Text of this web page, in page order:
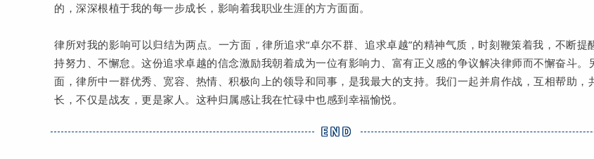
的，深深根植于我的每一步成长，影响着我职业生涯的方方面面。
律所对我的影响可以归结为两点。一方面，律所追求“卓尔不群、追求卓越”的精神气质，时刻鞭策着我，不断提
持努力、不懈怠。这份追求卓越的信念激励我朝着成为一位有影响力、富有正义感的争议解决律师而不懈奋斗。
面，律所中一群优秀、宽容、热情、积极向上的领导和同事，是我最大的支持。我们一起并肩作战，互相帮助，
长，不仅是战友，更是家人。这种归属感让我在忙碌中也感到幸福愉悦。
END